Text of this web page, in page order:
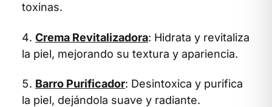
toxinas.
Crema Revitalizadora: Hidrata y revitaliza
la piel, mejorando su textura y apariencia.
Barro Purificador: Desintoxica y purifica
la piel, dejándola suave y radiante.